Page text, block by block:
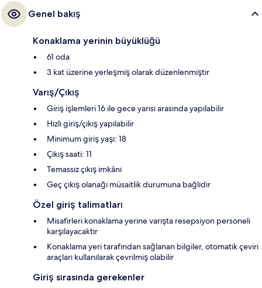
Genel bakış
Konaklama yerinin büyüklüğü
61 oda
3 kat üzerine yerleşmiş olarak düzenlenmiştir
Varış/Çıkış
Giriş işlemleri 16 ile gece yarısı arasında yapılabilir
Hızlı giriş/çıkış yapılabilir
Minimum giriş yaşı: 18
Çıkış saati: 11
Temassız çıkış imkânı
Geç çıkış olanağı müsaitlik durumuna bağlıdır
Özel giriş talimatları
Misafirleri konaklama yerine varışta resepsiyon personeli
karşılayacaktır
Konaklama yeri tarafından sağlanan bilgiler, otomatik çeviri
araçları kullanılarak çevrilmiş olabilir
Giriş sırasında gerekenler